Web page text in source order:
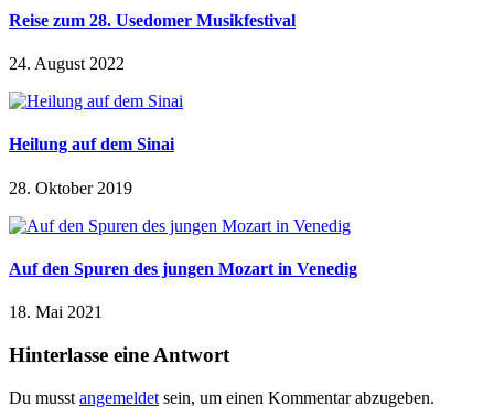
Reise zum 28. Usedomer Musikfestival
24. August 2022
Heilung auf dem Sinai
28. Oktober 2019
Auf den Spuren des jungen Mozart in Venedig
18. Mai 2021
Hinterlasse eine Antwort
Du musst angemeldet sein, um einen Kommentar abzugeben.